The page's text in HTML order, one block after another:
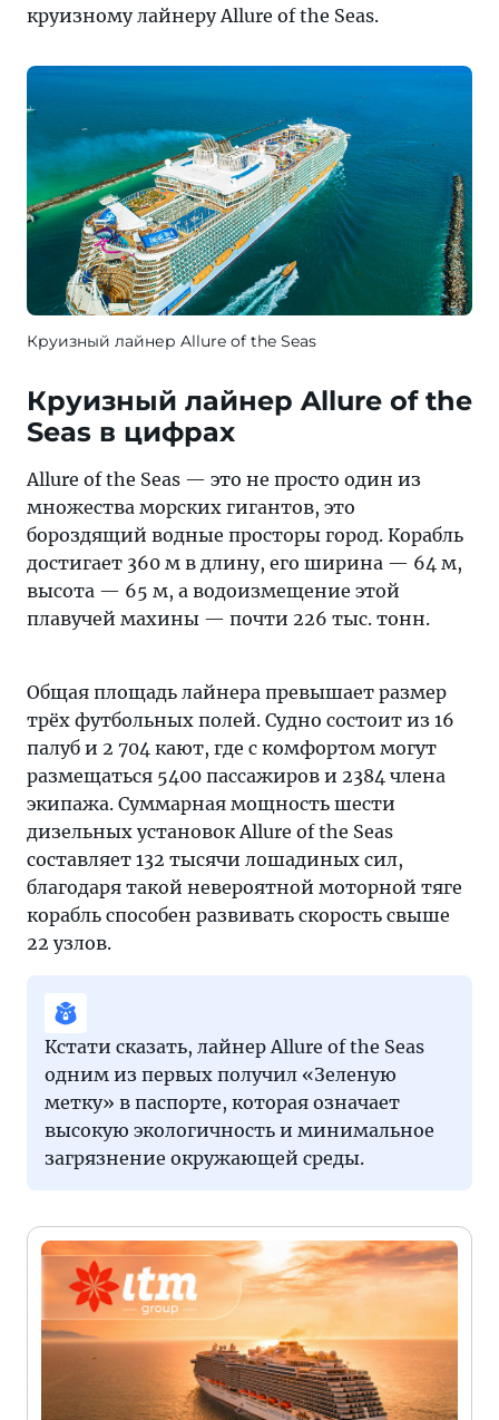
круизному лайнеру Allure of the Seas.
Круизный лайнер Allure of the Seas
Круизный лайнер Allure of the
Seas в цифрах
Allure of the Seas — это не просто один из
множества морских гигантов, это
бороздящий водные просторы город. Корабль
достигает 360 м в длину, его ширина — 64 м,
высота — 65 м, а водоизмещение этой
плавучей махины — почти 226 тыс. тонн.
Общая площадь лайнера превышает размер
трёх футбольных полей. Судно состоит из 16
палуб и 2 704 кают, где с комфортом могут
размещаться 5400 пассажиров и 2384 члена
экипажа. Суммарная мощность шести
дизельных установок Allure of the Seas
составляет 132 тысячи лошадиных сил,
благодаря такой невероятной моторной тяге
корабль способен развивать скорость свыше
22 узлов.
Кстати сказать, лайнер Allure of the Seas
одним из первых получил «Зеленую
метку» в паспорте, которая означает
высокую экологичность и минимальное
загрязнение окружающей среды.